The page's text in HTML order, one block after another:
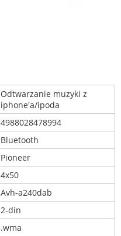
Odtwarzanie muzyki z
iphone'a/ipoda
4988028478994
Bluetooth
Pioneer
4x50
Avh-a240dab
2-din
.wma